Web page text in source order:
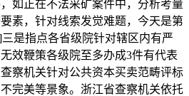
如正在不法采矿案件中，分析考量
素，针对线索发觉难题，今天是第
是指点各省级院针对辖区内有严
效鞭策各级院至多办成3件有代表
察机关针对公共资本买卖范畴评标
完美等景象。浙江省查察机关依托